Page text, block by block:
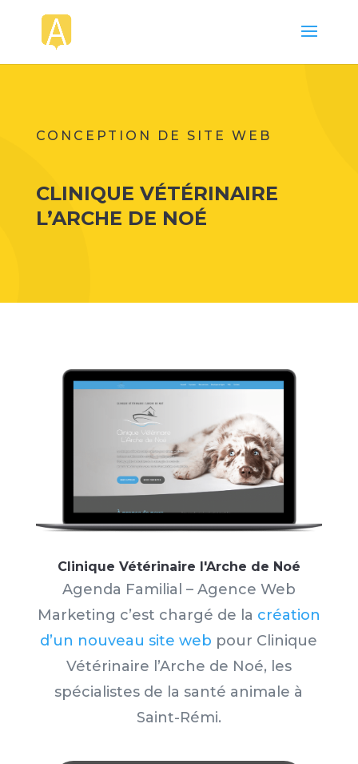
CONCEPTION DE SITE WEB
CLINIQUE VÉTÉRINAIRE
L’ARCHE DE NOÉ
Clinique Vétérinaire l'Arche de Noé
Agenda Familial – Agence Web
Marketing c’est chargé de la création
d’un nouveau site web pour Clinique
Vétérinaire l’Arche de Noé, les
spécialistes de la santé animale à
Saint-Rémi.